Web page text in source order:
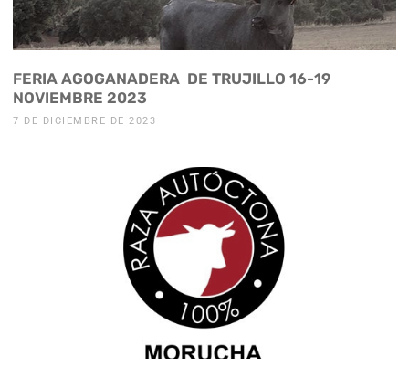
FERIA AGOGANADERA DE TRUJILLO 16-19
NOVIEMBRE 2023
7 DE DICIEMBRE DE 2023